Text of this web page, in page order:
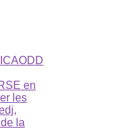
ODD
en
les
la